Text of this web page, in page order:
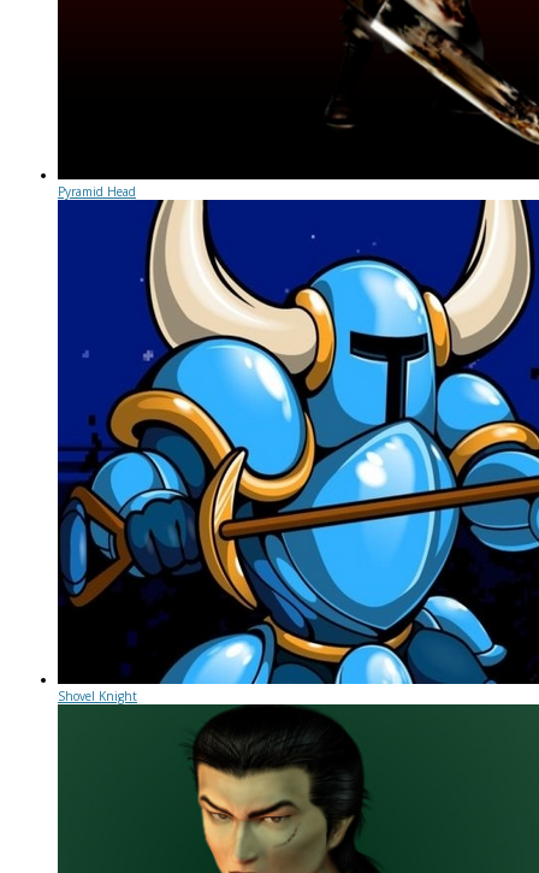
Pyramid Head
Shovel Knight